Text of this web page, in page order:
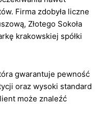
Firma zdobyła liczne
Złotego Sokoła
krakowskiej spółki
gwarantuje pewność
oraz wysoki standard
może znaleźć